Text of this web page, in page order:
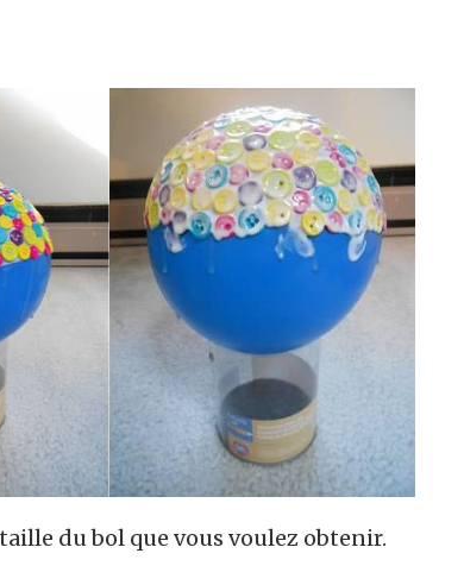
du bol que vous voulez obtenir.